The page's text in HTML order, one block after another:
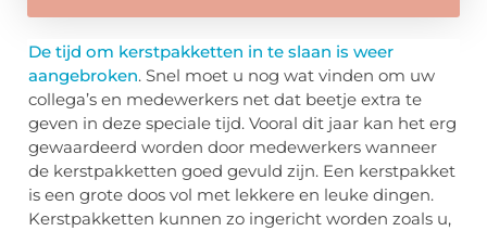
De tijd om kerstpakketten in te slaan is weer
aangebroken. Snel moet u nog wat vinden om uw
collega’s en medewerkers net dat beetje extra te
geven in deze speciale tijd. Vooral dit jaar kan het erg
gewaardeerd worden door medewerkers wanneer
de kerstpakketten goed gevuld zijn. Een kerstpakket
is een grote doos vol met lekkere en leuke dingen.
Kerstpakketten kunnen zo ingericht worden zoals u,